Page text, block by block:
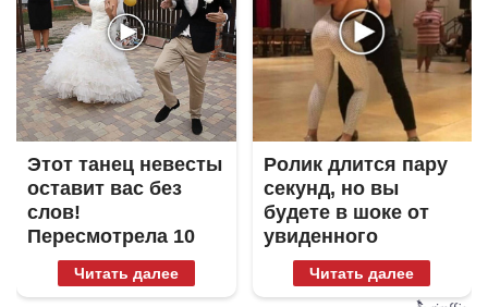
Этот танец невесты
оставит вас без
слов!
Пересмотрела 10
раз
Читать далее
Ролик длится пару
секунд, но вы
будете в шоке от
увиденного
Читать далее